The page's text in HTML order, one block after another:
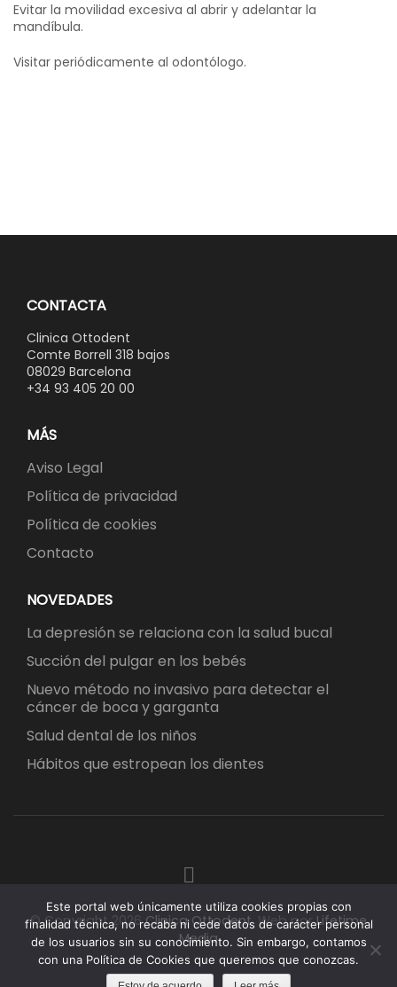
Evitar la movilidad excesiva al abrir y adelantar la
mandíbula.
Visitar periódicamente al odontólogo.
CONTACTA
Clinica Ottodent
Comte Borrell 318 bajos
08029 Barcelona
+34 93 405 20 00
MÁS
Aviso Legal
Política de privacidad
Política de cookies
Contacto
NOVEDADES
La depresión se relaciona con la salud bucal
Succión del pulgar en los bebés
Nuevo método no invasivo para detectar el
cáncer de boca y garganta
Salud dental de los niños
Hábitos que estropean los dientes
© Copyright 2026Clinica Ottodent. Web porLifetime
Media
Este portal web únicamente utiliza cookies propias con
finalidad técnica, no recaba ni cede datos de carácter personal
de los usuarios sin su conocimiento. Sin embargo, contamos
con una Política de Cookies que queremos que conozcas.